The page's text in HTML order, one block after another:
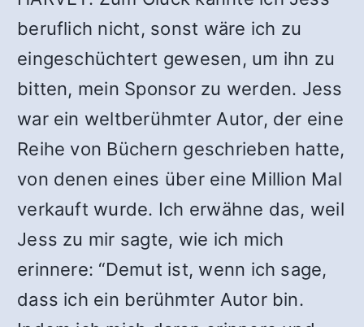
beruflich nicht, sonst wäre ich zu
eingeschüchtert gewesen, um ihn zu
bitten, mein Sponsor zu werden. Jess
war ein weltberühmter Autor, der eine
Reihe von Büchern geschrieben hatte,
von denen eines über eine Million Mal
verkauft wurde. Ich erwähne das, weil
Jess zu mir sagte, wie ich mich
erinnere: “Demut ist, wenn ich sage,
dass ich ein berühmter Autor bin.